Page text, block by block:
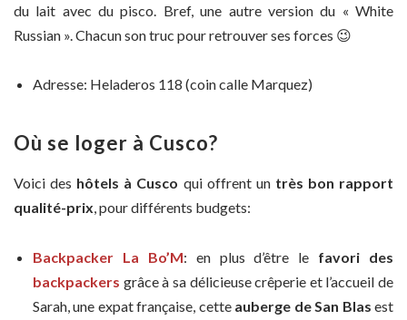
du lait avec du pisco. Bref, une autre version du « White
Russian ». Chacun son truc pour retrouver ses forces 😉
Adresse: Heladeros 118 (coin calle Marquez)
Où se loger à Cusco?
Voici des hôtels à Cusco qui offrent untrès bon rapport
qualité-prix, pour différents budgets:
Backpacker La Bo’M: en plus d’être le favori des
backpackers grâce à sa délicieuse crêperie et l’accueil de
Sarah, une expat française, cette auberge de San Blasest